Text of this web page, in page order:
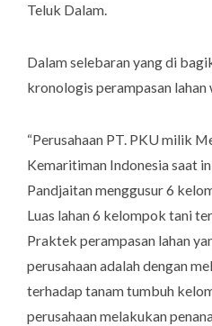
Teluk Dalam.
Dalam selebaran yang di
kronologis perampasan lahan
“Perusahaan PT. PKU milik
Kemaritiman Indonesia saat
Pandjaitan menggusur 6
Luas lahan 6 kelompok tani
Praktek perampasan lahan
perusahaan adalah dengan
terhadap tanam tumbuh
perusahaan melakukan